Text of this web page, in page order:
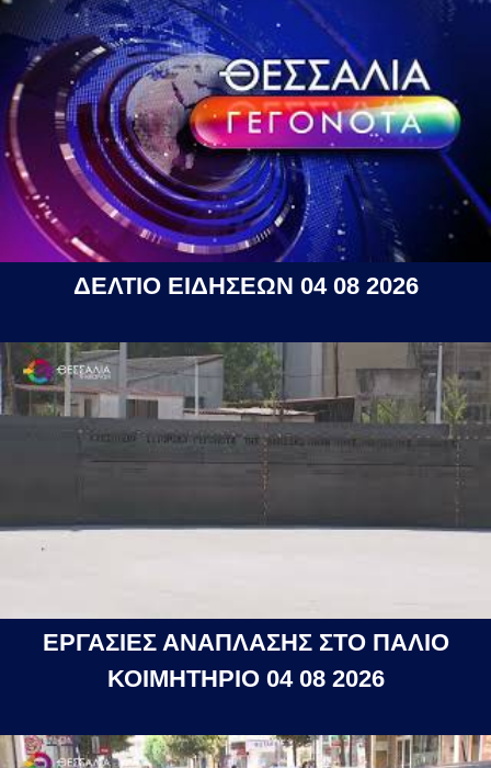
ΔΕΛΤΙΟ ΕΙΔΗΣΕΩΝ 04 08 2026
ΕΡΓΑΣΙΕΣ ΑΝΑΠΛΑΣΗΣ ΣΤΟ ΠΑΛΙΟ
ΚΟΙΜΗΤΗΡΙΟ 04 08 2026